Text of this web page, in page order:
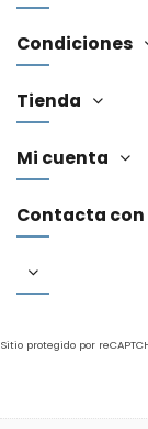
Condiciones
Tienda
Mi cuenta
Contacta
Sitio protegido por